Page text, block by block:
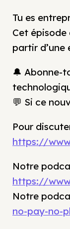
Tu es
Cet épisode
partir d’une
🔔 Abonne-
💬 Si ce
Pour
https://
Notre
https://
Notre
no-pay-no-